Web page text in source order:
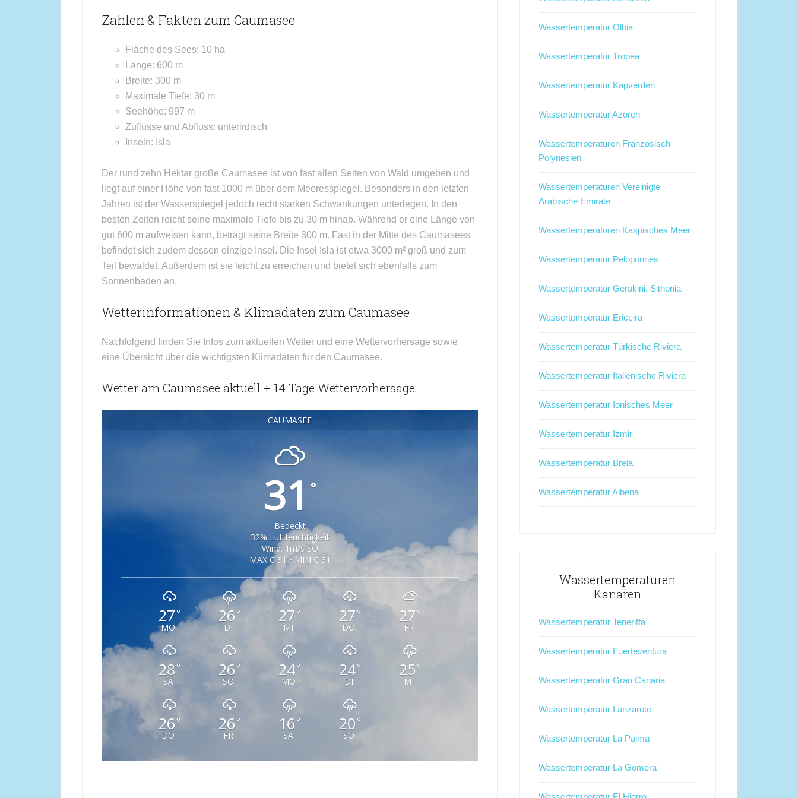
Zahlen & Fakten zum Caumasee
Fläche des Sees: 10 ha
Länge: 600 m
Breite: 300 m
Maximale Tiefe: 30 m
Seehöhe: 997 m
Zuflüsse und Abfluss: unterirdisch
Inseln: Isla
Der rund zehn Hektar große Caumasee ist von fast allen Seiten von Wald umgeben und
liegt auf einer Höhe von fast 1000 m über dem Meeresspiegel. Besonders in den letzten
Jahren ist der Wasserspiegel jedoch recht starken Schwankungen unterlegen. In den
besten Zeiten reicht seine maximale Tiefe bis zu 30 m hinab. Während er eine Länge von
gut 600 m aufweisen kann, beträgt seine Breite 300 m. Fast in der Mitte des Caumasees
befindet sich zudem dessen einzige Insel. Die Insel Isla ist etwa 3000 m² groß und zum
Teil bewaldet. Außerdem ist sie leicht zu erreichen und bietet sich ebenfalls zum
Sonnenbaden an.
Wetterinformationen & Klimadaten zum Caumasee
Nachfolgend finden Sie Infos zum aktuellen Wetter und eine Wettervorhersage sowie
eine Übersicht über die wichtigsten Klimadaten für den Caumasee.
Wetter am Caumasee aktuell + 14 Tage Wettervorhersage:
CAUMASEE
31 °
Bedeckt
32% Luftfeuchtigkeit
Wind: 1m/s SO
MAX C 31 • MIN C 31
27°
MO
26 °
DI
27 °
MI
27 °
DO
27 °
FR
28 °
SA
26 °
SO
24°
MO
24°
DI
25 °
MI
26 °
DO
26 °
FR
16 °
SA
20 °
SO
Wassertemperatur Olbia
Wassertemperatur Tropea
Wassertemperatur Kapverden
Wassertemperatur Azoren
Wassertemperaturen Französisch
Polynesien
Wassertemperaturen Vereinigte
Arabische Emirate
Wassertemperaturen Kaspisches Meer
Wassertemperatur Peloponnes
Wassertemperatur Gerakini, Sithonia
Wassertemperatur Ericeira
Wassertemperatur Türkische Riviera
Wassertemperatur Italienische Riviera
Wassertemperatur Ionisches Meer
Wassertemperatur Izmir
Wassertemperatur Brela
Wassertemperatur Albena
Wassertemperaturen
Kanaren
Wassertemperatur Teneriffa
Wassertemperatur Fuerteventura
Wassertemperatur Gran Canaria
Wassertemperatur Lanzarote
Wassertemperatur La Palma
Wassertemperatur La Gomera